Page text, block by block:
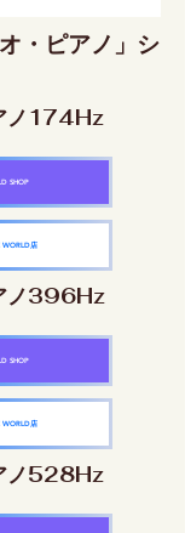
・ピアノ」シ
ノ174Hz
SHOP
WORLD店
ノ396Hz
SHOP
WORLD店
ノ528Hz